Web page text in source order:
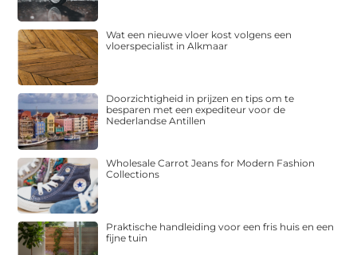
Wat een nieuwe vloer kost volgens een
vloerspecialist in Alkmaar
Doorzichtigheid in prijzen en tips om te
besparen met een expediteur voor de
Nederlandse Antillen
Wholesale Carrot Jeans for Modern Fashion
Collections
Praktische handleiding voor een fris huis en een
fijne tuin